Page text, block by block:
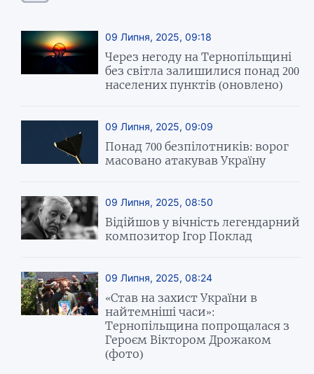
09 Липня, 2025, 09:18
Через негоду на Тернопільщині
без світла залишилися понад 200
населених пунктів (оновлено)
09 Липня, 2025, 09:09
Понад 700 безпілотників: ворог
масовано атакував Україну
09 Липня, 2025, 08:50
Відійшов у вічність легендарний
композитор Ігор Поклад
09 Липня, 2025, 08:24
«Став на захист України в
найтемніші часи»:
Тернопільщина попрощалася з
Героєм Віктором Дрожаком
(фото)